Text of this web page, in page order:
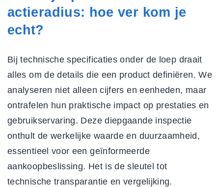
actieradius: hoe ver kom je
echt?
Bijtechnische specificaties onder de loep draait
alles om de details die een product definiëren. We
analyseren niet alleen cijfers en eenheden, maar
ontrafelen hun praktische impact op prestaties en
gebruikservaring. Deze diepgaande inspectie
onthult de werkelijke waarde en duurzaamheid,
essentieel voor een geïnformeerde
aankoopbeslissing. Het is de sleutel tot
technische transparantie en vergelijking.